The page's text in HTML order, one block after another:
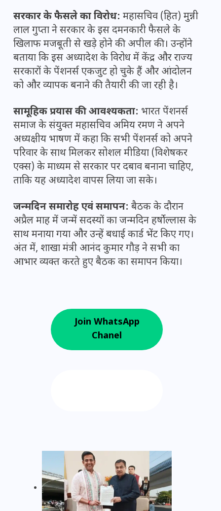
सरकार के फैसले का विरोध: महासचिव (हित) मुन्नी
लाल गुप्ता ने सरकार के इस दमनकारी फैसले के
खिलाफ मजबूती से खड़े होने की अपील की। उन्होंने
बताया कि इस अध्यादेश के विरोध में केंद्र और राज्य
सरकारों के पेंशनर्स एकजुट हो चुके हैं और आंदोलन
को और व्यापक बनाने की तैयारी की जा रही है।
सामूहिक प्रयास की आवश्यकता: भारत पेंशनर्स
समाज के संयुक्त महासचिव अमिय रमण ने अपने
अध्यक्षीय भाषण में कहा कि सभी पेंशनर्स को अपने
परिवार के साथ मिलकर सोशल मीडिया (विशेषकर
एक्स) के माध्यम से सरकार पर दबाव बनाना चाहिए,
ताकि यह अध्यादेश वापस लिया जा सके।
जन्मदिन समारोह एवं समापन: बैठक के दौरान
अप्रैल माह में जन्में सदस्यों का जन्मदिन हर्षोल्लास के
साथ मनाया गया और उन्हें बधाई कार्ड भेंट किए गए।
अंत में, शाखा मंत्री आनंद कुमार गौड़ ने सभी का
आभार व्यक्त करते हुए बैठक का समापन किया।
Join WhatsApp
Chanel